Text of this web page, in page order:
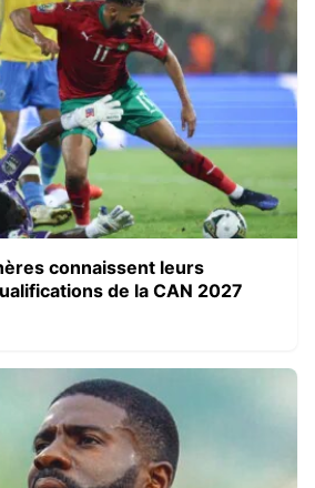
connaissent leurs
de la CAN 2027